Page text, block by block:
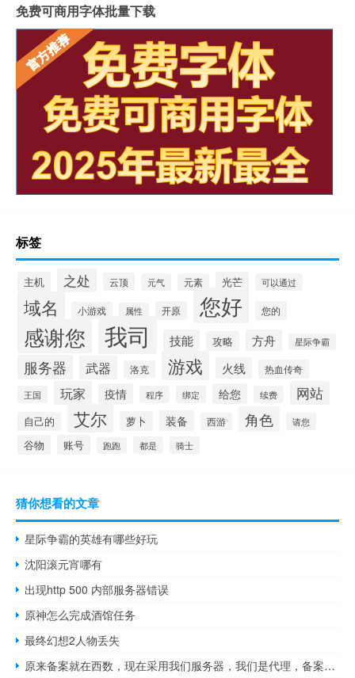
免费可商用字体批量下载
标签
主机 之处 云顶 元气 元素 光芒 可以通过
域名 小游戏 属性 开原 您好 您的
感谢您 我司 技能 攻略 方舟 星际争霸
服务器 武器 洛克 游戏 火线 热血传奇
王国 玩家 疫情 程序 绑定 给您 续费 网站
自己的 艾尔 萝卜 装备 西游 角色 请您
谷物 账号 跑跑 都是 骑士
猜你想看的文章
星际争霸的英雄有哪些好玩
沈阳滚元宵哪有
出现http 500 内部服务器错误
原神怎么完成酒馆任务
最终幻想2人物丢失
原来备案就在西数，现在采用我们服务器，我们是代理，备案需要转